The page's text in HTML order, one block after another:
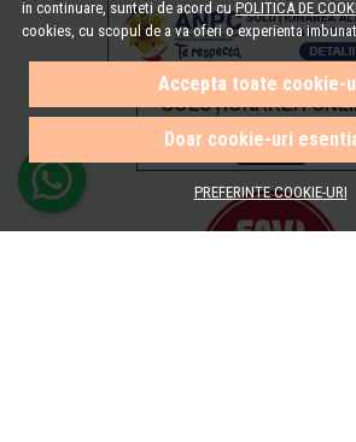
in continuare, sunteti de acord cuPOLITICA DE
cookies, cu scopul de a va oferi o experienta
Accepta toate cookie-
Doar cookie-uri
PREFERINTE COOKIE-URI